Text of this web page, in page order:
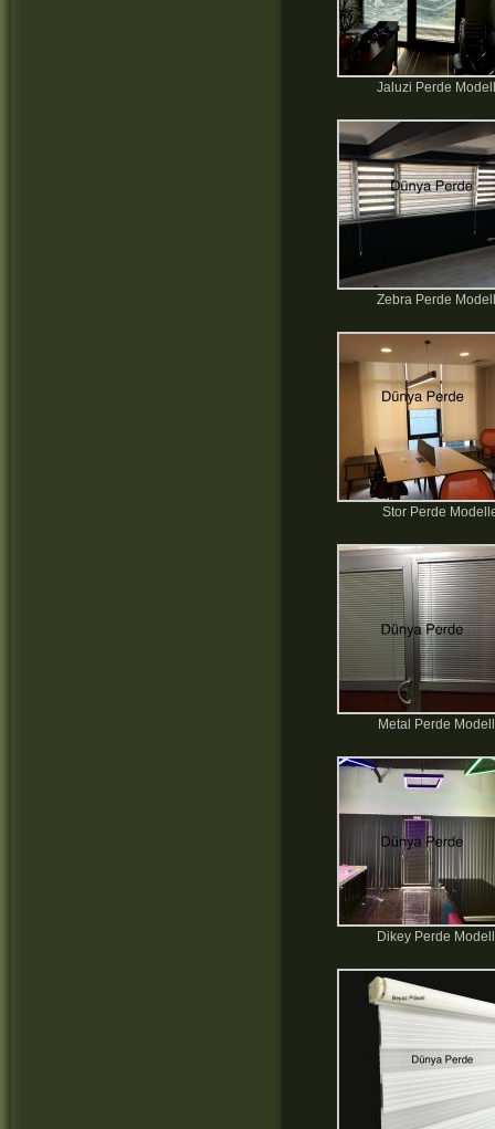
Jaluzi Perde
Zebra Perde
Stor Perde
Metal Perde
Dikey Perde